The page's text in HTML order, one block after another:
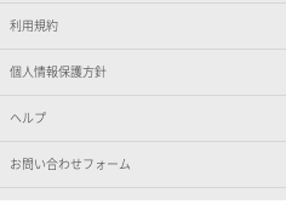
利用規約
個人情報保護方針
ヘルプ
お問い合わせフォーム